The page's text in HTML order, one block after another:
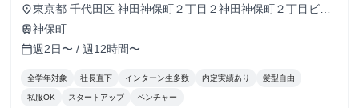
place東京都 千代田区 神田神保町２丁目２神田神保町２丁目ビル
５０２号室
train神保町
calendar_today週2日〜 / 週12時間〜
全学年対象 社長直下 インターン生多数 内定実績あり 髪型自由
私服OK スタートアップ ベンチャー